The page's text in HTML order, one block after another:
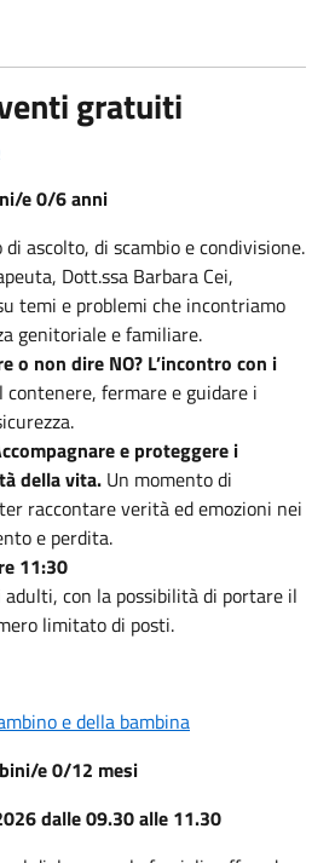
gratuiti
e 0/6 anni
ascolto, di scambio e condivisione.
Dott.ssa Barbara Cei,
temi e problemi che incontriamo
genitoriale e familiare.
o non dire NO? L’incontro con i
contenere, fermare e guidare i
e proteggere i
della vita. Un momento di
raccontare verità ed emozioni nei
e perdita.
11:30
con la possibilità di portare il
limitato di posti.
e della bambina
e 0/12 mesi
dalle 09.30 alle 11.30